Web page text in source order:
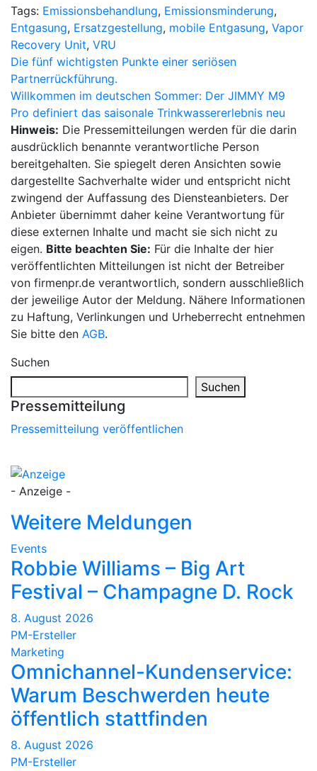
Tags: Emissionsbehandlung, Emissionsminderung,
Entgasung, Ersatzgestellung, mobile Entgasung, Vapor
Recovery Unit, VRU
Beitragsnavigation
Die fünf wichtigsten Punkte einer seriösen
Partnerrückführung.
Willkommen im deutschen Sommer: Der JIMMY M9
Pro definiert das saisonale Trinkwassererlebnis neu
Hinweis: Die Pressemitteilungen werden für die darin
ausdrücklich benannte verantwortliche Person
bereitgehalten. Sie spiegelt deren Ansichten sowie
dargestellte Sachverhalte wider und entspricht nicht
zwingend der Auffassung des Diensteanbieters. Der
Anbieter übernimmt daher keine Verantwortung für
diese externen Inhalte und macht sie sich nicht zu
eigen. Bitte beachten Sie: Für die Inhalte der hier
veröffentlichten Mitteilungen ist nicht der Betreiber
von firmenpr.de verantwortlich, sondern ausschließlich
der jeweilige Autor der Meldung. Nähere Informationen
zu Haftung, Verlinkungen und Urheberrecht entnehmen
Sie bitte den AGB.
Suchen
Suchen
Pressemitteilung
Pressemitteilung veröffentlichen
- Anzeige -
Weitere Meldungen
Events
Robbie Williams – Big Art
Festival – Champagne D. Rock
8. August 2026
PM-Ersteller
Marketing
Omnichannel-Kundenservice:
Warum Beschwerden heute
öffentlich stattfinden
8. August 2026
PM-Ersteller